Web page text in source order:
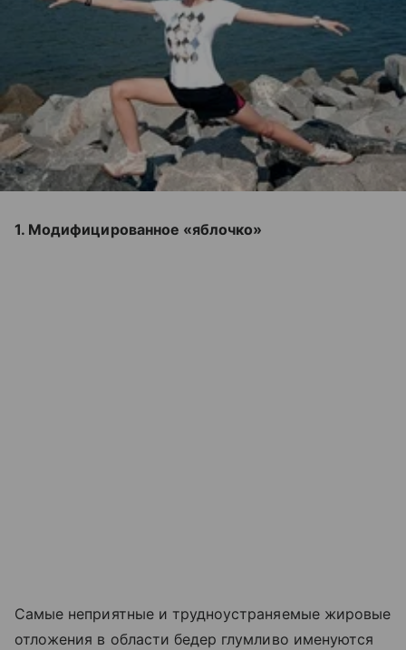
1. Модифицированное «яблочко»
Самые неприятные и трудноустраняемые жировые
отложения в области бедер глумливо именуются